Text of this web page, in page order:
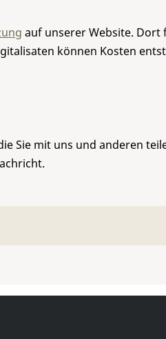
auf unserer Website. Dort
können Kosten
Sie mit uns und anderen